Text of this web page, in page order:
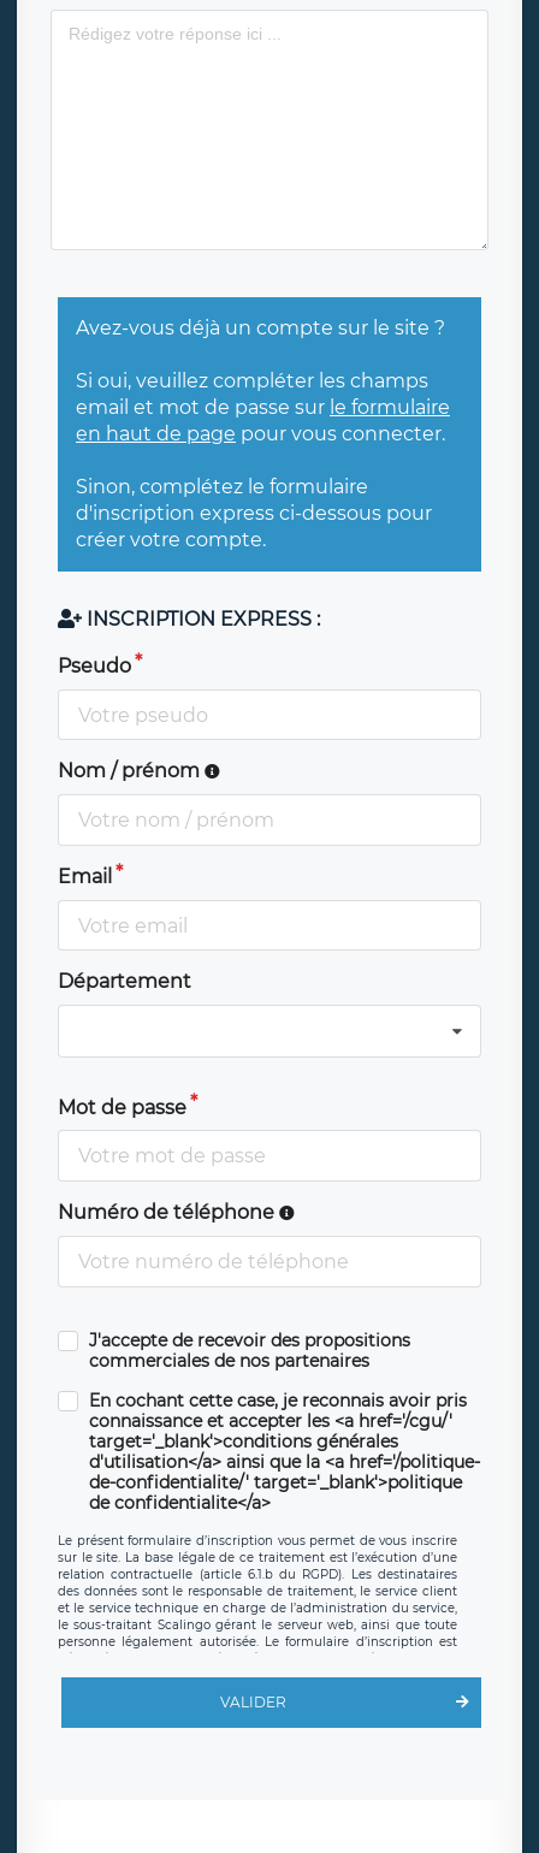
Avez-vous déjà un compte sur le site ?
Si oui, veuillez compléter les champs
email et mot de passe sur le formulaire
en haut de page pour vous connecter.
Sinon, complétez le formulaire
d'inscription express ci-dessous pour
créer votre compte.
INSCRIPTION EXPRESS :
Pseudo
Nom / prénom
Email
Département
Mot de passe
Numéro de téléphone
J'accepte de recevoir des propositions
commerciales de nos partenaires
En cochant cette case, je reconnais avoir pris
connaissance et accepter les <a href='/cgu/'
target='_blank'>conditions générales
d'utilisation</a> ainsi que la <a href='/politique-
de-confidentialite/' target='_blank'>politique
de confidentialite</a>
Le présent formulaire d’inscription vous permet de vous inscrire
sur le site. La base légale de ce traitement est l’exécution d’une
relation contractuelle (article 6.1.b du RGPD). Les destinataires
des données sont le responsable de traitement, le service client
et le service technique en charge de l’administration du service,
le sous-traitant Scalingo gérant le serveur web, ainsi que toute
personne légalement autorisée. Le formulaire d’inscription est
hébergé sur un serveur hébergé par Scalingo, basé en France et
offrant desclauses de protection conformes au RGPD. Les
en sollicite la suppression, étant entendu que vous pouvez
demander la suppression de vos données et retirer votre
VALIDER